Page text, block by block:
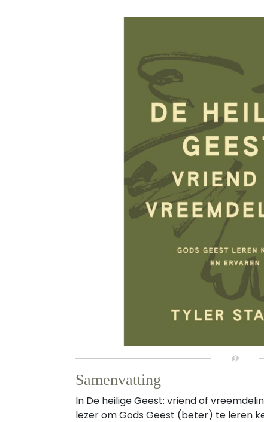
Samenvatting
In De heilige Geest: vriend of
lezer om Gods Geest (beter) te leren